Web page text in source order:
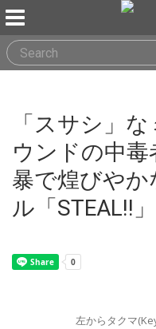
「スサシ」
ウンドの中
暴で煌びや
ル「STEAL!!」
左からタクマ